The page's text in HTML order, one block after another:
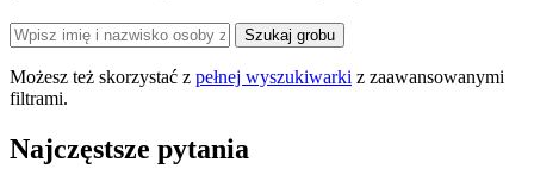
Szukaj grobu
Możesz też skorzystać z pełnej wyszukiwarki z zaawansowanymi
filtrami.
Najczęstsze pytania